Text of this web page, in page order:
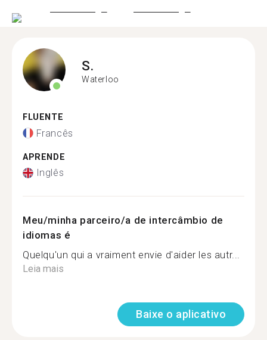
S.
Waterloo
FLUENTE
Francês
APRENDE
Inglês
Meu/minha parceiro/a de intercâmbio de
idiomas é
Quelqu'un qui a vraiment envie d'aider les autr...
Leia mais
Baixe o aplicativo